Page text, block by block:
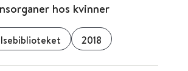
hos kvinner
2018